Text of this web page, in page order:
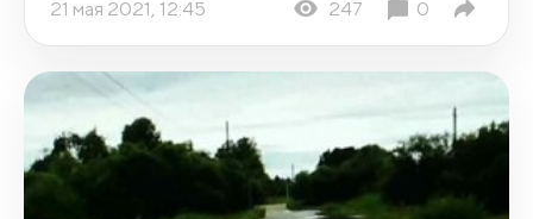
21 мая 2021, 12:45 247 0